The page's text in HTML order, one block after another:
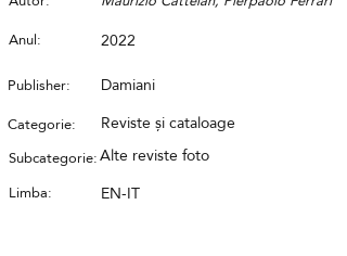
Anul:
2022
Publisher: Damiani
Categorie: Reviste și cataloage
Subcategorie:Alte reviste foto
Limba: EN-IT